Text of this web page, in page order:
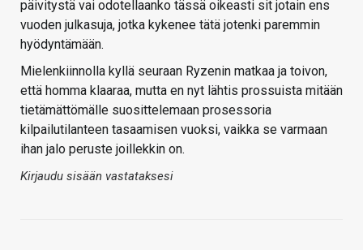
päivitystä vai odotellaanko tässä oikeasti sit jotain ens
vuoden julkasuja, jotka kykenee tätä jotenki paremmin
hyödyntämään.
Mielenkiinnolla kyllä seuraan Ryzenin matkaa ja toivon,
että homma klaaraa, mutta en nyt lähtis prossuista mitään
tietämättömälle suosittelemaan prosessoria
kilpailutilanteen tasaamisen vuoksi, vaikka se varmaan
ihan jalo peruste joillekkin on.
Kirjaudu sisään vastataksesi